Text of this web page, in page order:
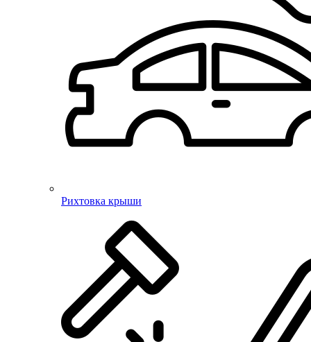
Рихтовка крыши